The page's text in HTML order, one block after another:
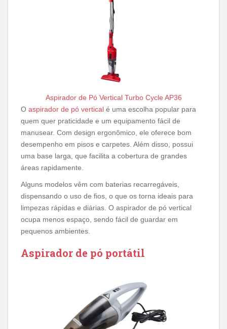
Aspirador de Pó Vertical Turbo Cycle AP36
O aspirador de pó vertical é uma escolha popular para
quem quer praticidade e um equipamento fácil de
manusear. Com design ergonômico, ele oferece bom
desempenho em pisos e carpetes. Além disso, possui
uma base larga, que facilita a cobertura de grandes
áreas rapidamente.
Alguns modelos vêm com baterias recarregáveis,
dispensando o uso de fios, o que os torna ideais para
limpezas rápidas e diárias. O aspirador de pó vertical
ocupa menos espaço, sendo fácil de guardar em
pequenos ambientes.
Aspirador de pó portátil